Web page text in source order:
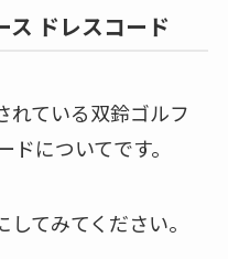
ス ドレスコード
れている双鈴ゴルフ
についてです。
てみてください。